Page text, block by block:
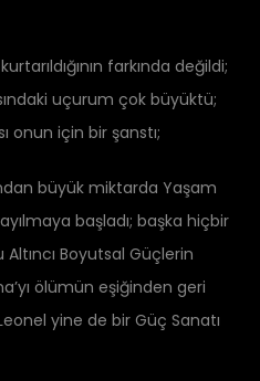
farkında değildi;
uçurum çok büyüktü;
onun için bir şanstı;
büyük miktarda Yaşam
başladı; başka hiçbir
Boyutsal Güçlerin
ölümün eşiğinden geri
yine de bir Güç Sanatı